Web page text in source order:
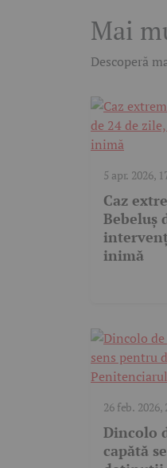
Mai
Descoperă
5 apr. 2026,
Caz
Bebeluș
inimă
26 feb. 2026,
Dincolo
capătă